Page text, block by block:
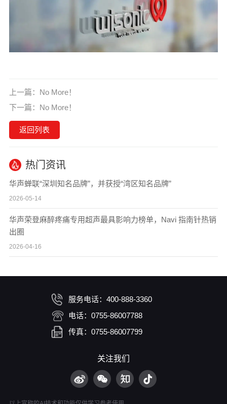
上一篇： No More！
下一篇： No More！
返回列表
热门资讯
华声蝉联“深圳知名品牌”，并获授“湾区知名品牌”
2026-05-14
华声荣登麻醉疼痛专用超声最具影响力榜单，Navi 指南针热销
出圈
2026-04-16
服务电话：400-888-3360
电话：0755-86007788
传真：0755-86007799
关注我们